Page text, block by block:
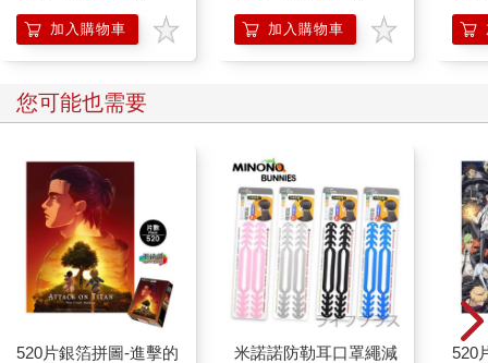
加入購物車
「行動派」的37個科
學方法
加入購物車
您可能也需要
520片銀箔拼圖-進擊的
米諾諾防勒耳口罩繩減
520